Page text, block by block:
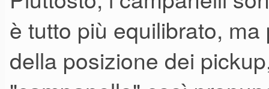
è tutto più equilibrato,
della posizione dei